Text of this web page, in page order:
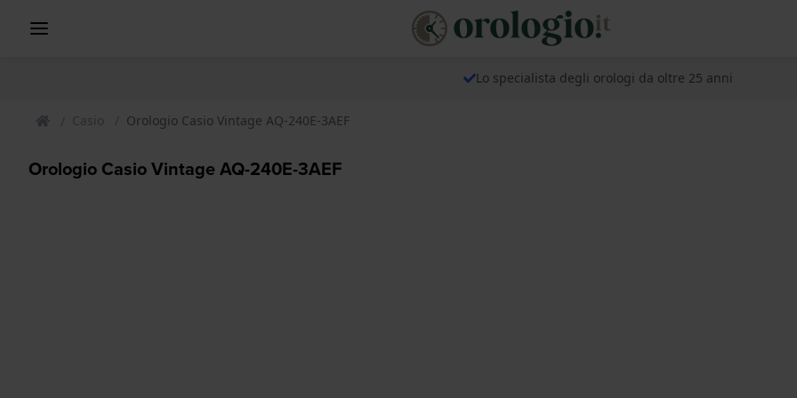
Lo specialista degli orologi da oltre 25 anni
Casio Orologio Casio Vintage AQ-240E-3AEF
Orologio Casio Vintage AQ-240E-3AEF